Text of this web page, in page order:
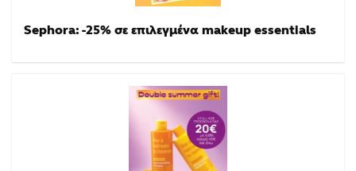
Sephora: -25% σε επιλεγμένα makeup essentials